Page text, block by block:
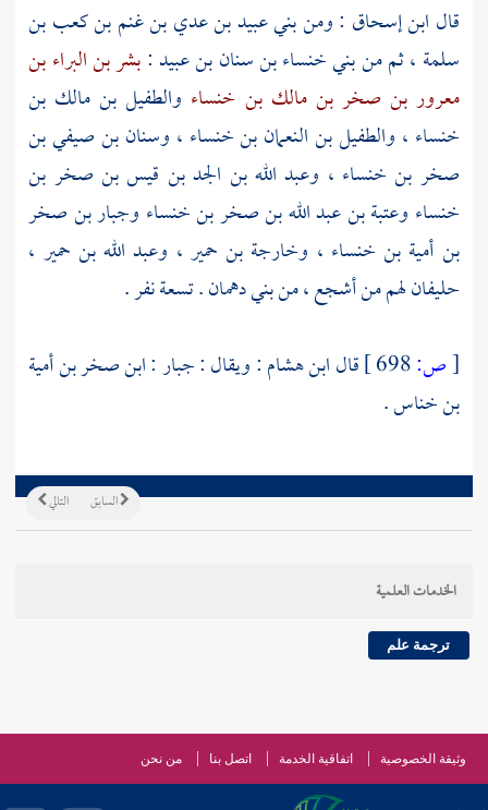
قال ابن إسحاق : ومنبني عبيد بن عدي بن غنم بن كعب بن
سلمة ، ثم منبني خنساء بن سنان بن عبيد:بشر بن البراء بن
معرور بن صخر بن مالك بن خنساء والطفيل بن مالك بن
خنساء ، والطفيل بن النعمان بن خنساء ، وسنان بن صيفي بن
صخر بن خنساء ، وعبد الله بن الجد بن قيس بن صخر بن
خنساء وعتبة بن عبد الله بن صخر بن خنساء وجبار بن صخر
بن أمية بن خنساء ، وخارجة بن حمير ، وعبد الله بن حمير ،
حليفان لهم منأشجع، منبني دهمان. تسعة نفر .
[ص: قالابن هشام: ويقال :جبار : ابن صخر بن أمية
بن خناس.
التالي السابق
الخدمات العلمية
ترجمة علم
وثيقة الخصوصية اتفاقية الخدمة اتصل بنا من نحن